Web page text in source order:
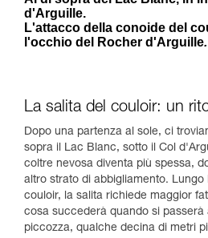
d'Arguille.
L'attacco della conoide del
l'occhio del Rocher d'Arguille.
La salita del couloir: un
Dopo una partenza al sole, ci
sopra il Lac Blanc, sotto il Col
coltre nevosa diventa più spessa,
altro strato di abbigliamento. Lungo
couloir, la salita richiede maggior
cosa succederà quando si passerà
piccozza, qualche decina di metri